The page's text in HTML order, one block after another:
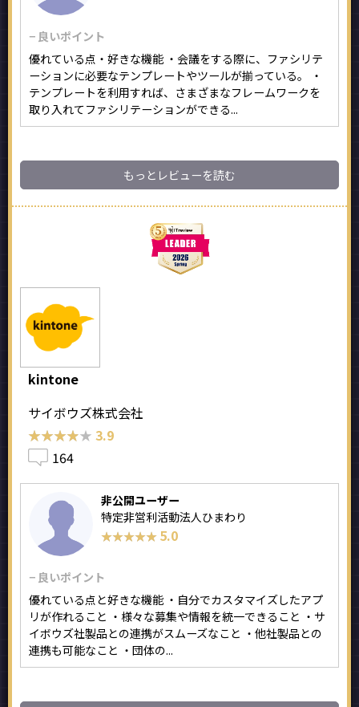
− 良いポイント
優れている点・好きな機能 ・会議をする際に、ファシリテ
ーションに必要なテンプレートやツールが揃っている。 ・
テンプレートを利用すれば、さまざまなフレームワークを
取り入れてファシリテーションができる...
もっとレビューを読む
kintone
サイボウズ株式会社
★★★★★
★★★★★ 3.9
164
非公開ユーザー
特定非営利活動法人ひまわり
★★★★★
★★★★★ 5.0
− 良いポイント
優れている点と好きな機能 ・自分でカスタマイズしたアプ
リが作れること ・様々な募集や情報を統一できること ・サ
イボウズ社製品との連携がスムーズなこと ・他社製品との
連携も可能なこと ・団体の...